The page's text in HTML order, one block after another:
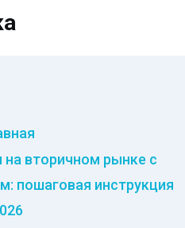
на вторичном рынке с
пошаговая инструкция